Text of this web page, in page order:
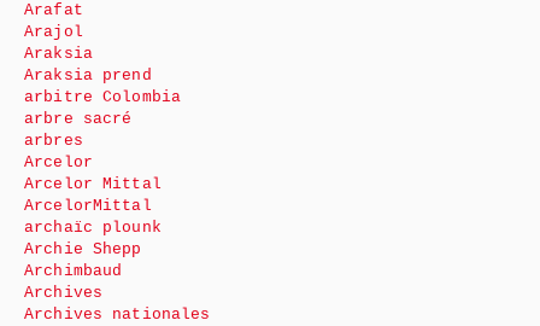
Arafat
Arajol
Araksia
Araksia prend
arbitre Colombia
arbre sacré
arbres
Arcelor
Arcelor Mittal
ArcelorMittal
archaïc plounk
Archie Shepp
Archimbaud
Archives
Archives nationales